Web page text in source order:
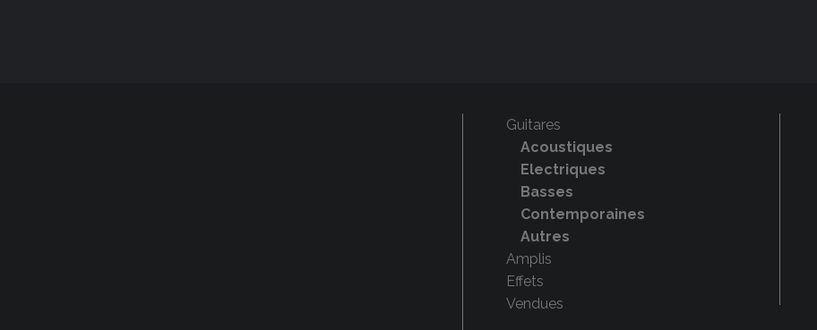
Guitares
Acoustiques
Electriques
Basses
Contemporaines
Autres
Amplis
Effets
Vendues